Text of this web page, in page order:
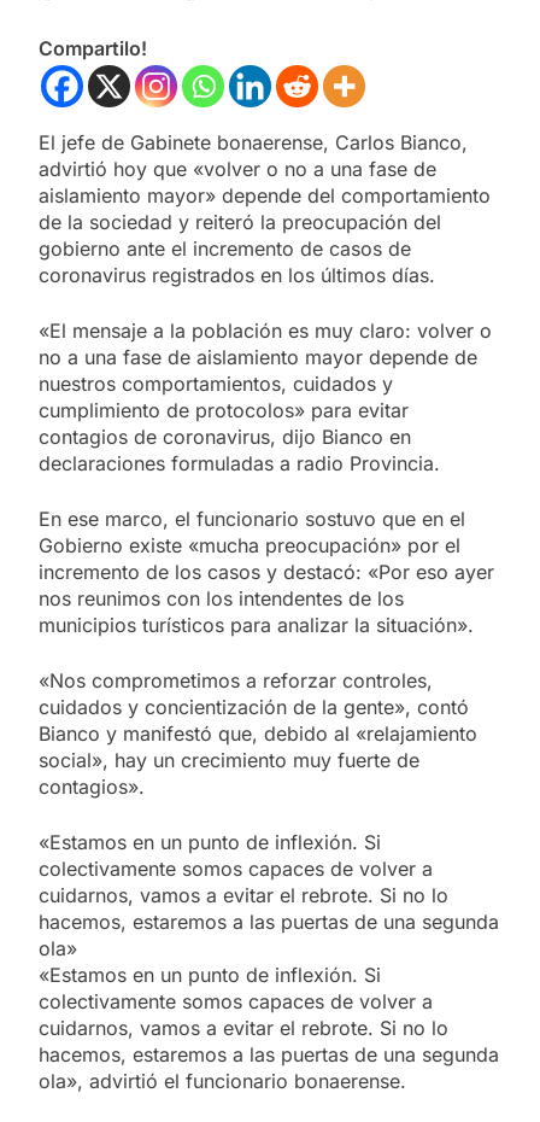
Compartilo!
El jefe de Gabinete bonaerense, Carlos Bianco,
advirtió hoy que «volver o no a una fase de
aislamiento mayor» depende del comportamiento
de la sociedad y reiteró la preocupación del
gobierno ante el incremento de casos de
coronavirus registrados en los últimos días.
«El mensaje a la población es muy claro: volver o
no a una fase de aislamiento mayor depende de
nuestros comportamientos, cuidados y
cumplimiento de protocolos» para evitar
contagios de coronavirus, dijo Bianco en
declaraciones formuladas a radio Provincia.
En ese marco, el funcionario sostuvo que en el
Gobierno existe «mucha preocupación» por el
incremento de los casos y destacó: «Por eso ayer
nos reunimos con los intendentes de los
municipios turísticos para analizar la situación».
«Nos comprometimos a reforzar controles,
cuidados y concientización de la gente», contó
Bianco y manifestó que, debido al «relajamiento
social», hay un crecimiento muy fuerte de
contagios».
«Estamos en un punto de inflexión. Si
colectivamente somos capaces de volver a
cuidarnos, vamos a evitar el rebrote. Si no lo
hacemos, estaremos a las puertas de una segunda
ola»
«Estamos en un punto de inflexión. Si
colectivamente somos capaces de volver a
cuidarnos, vamos a evitar el rebrote. Si no lo
hacemos, estaremos a las puertas de una segunda
ola», advirtió el funcionario bonaerense.